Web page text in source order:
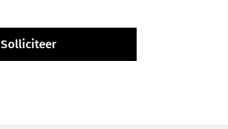
Solliciteer